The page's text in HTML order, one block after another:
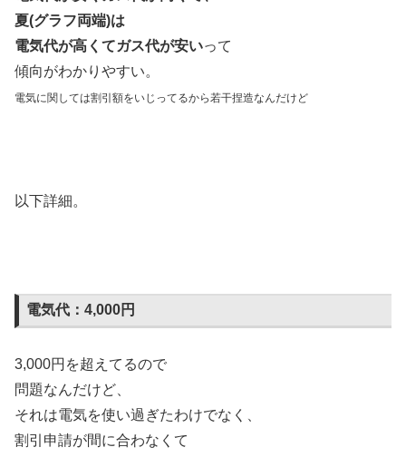
夏(グラフ両端)は
電気代が高くてガス代が安いって
傾向がわかりやすい。
電気に関しては割引額をいじってるから若干捏造なんだけど
以下詳細。
電気代：4,000円
3,000円を超えてるので
問題なんだけど、
それは電気を使い過ぎたわけでなく、
割引申請が間に合わなくて